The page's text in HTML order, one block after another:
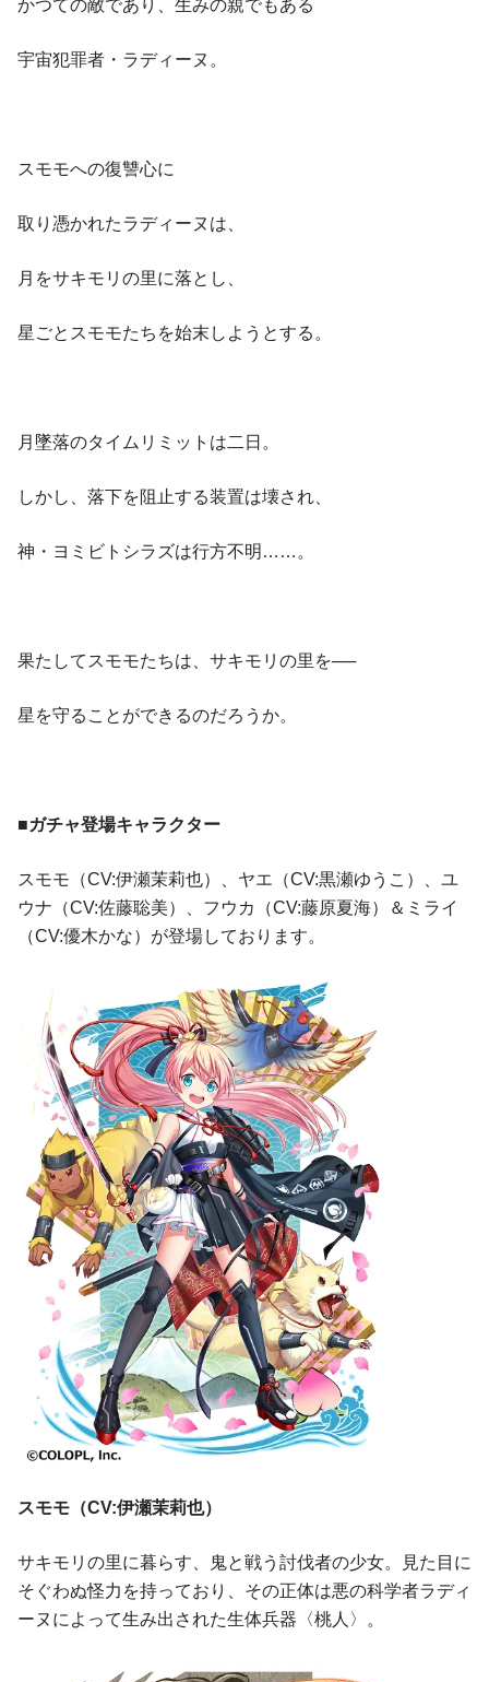
かつての敵であり、生みの親でもある
宇宙犯罪者・ラディーヌ。
スモモへの復讐心に
取り憑かれたラディーヌは、
月をサキモリの里に落とし、
星ごとスモモたちを始末しようとする。
月墜落のタイムリミットは二日。
しかし、落下を阻止する装置は壊され、
神・ヨミビトシラズは行方不明……。
果たしてスモモたちは、サキモリの里を──
星を守ることができるのだろうか。
■ガチャ登場キャラクター
スモモ（CV:伊瀬茉莉也）、ヤエ（CV:黒瀬ゆうこ）、ユ
ウナ（CV:佐藤聡美）、フウカ（CV:藤原夏海）＆ミライ
（CV:優木かな）が登場しております。
スモモ（CV:伊瀬茉莉也）
サキモリの里に暮らす、鬼と戦う討伐者の少女。見た目に
そぐわぬ怪力を持っており、その正体は悪の科学者ラディ
ーヌによって生み出された生体兵器〈桃人〉。